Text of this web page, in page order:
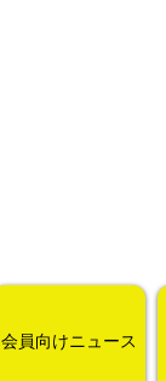
会員向けニュース